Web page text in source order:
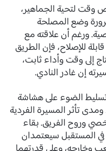
وقت لتحية الجماهير،
وضع المصلحة
ورغم أن علاقته مع
للإصلاح، فإن الطريق
إلى وقت وأداء ثابت،
إن غادر النادي.
تسليط الضوء على هشاشة
ومدى تأثر المسيرة الفردية
وروح الفريق. بقاء
المستقبل سيعتمدان